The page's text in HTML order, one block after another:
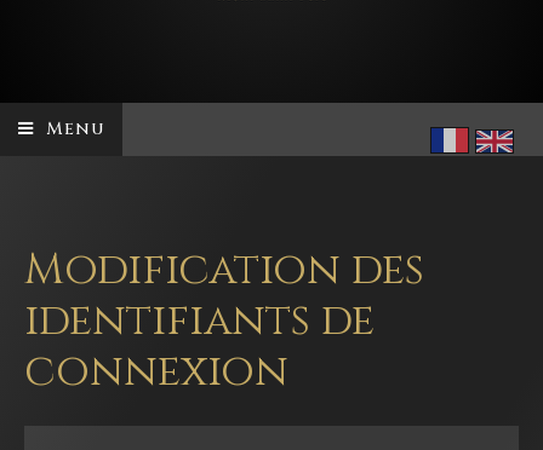
Menu
Modification des
identifiants de
connexion